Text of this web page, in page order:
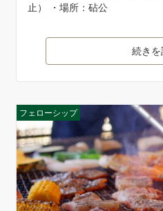
止） ・場所：砧公
続き
フェローシップ